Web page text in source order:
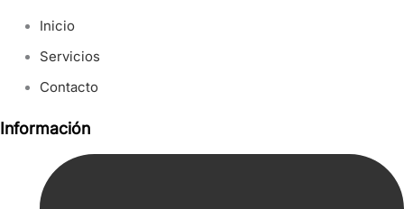
Inicio
Servicios
Contacto
Información